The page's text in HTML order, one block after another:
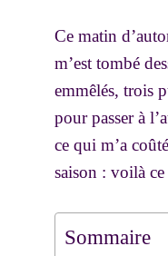
Ce matin
m’est tombé
emmêlés, trois
pour passer à
ce qui m’a
saison : voilà
Sommaire